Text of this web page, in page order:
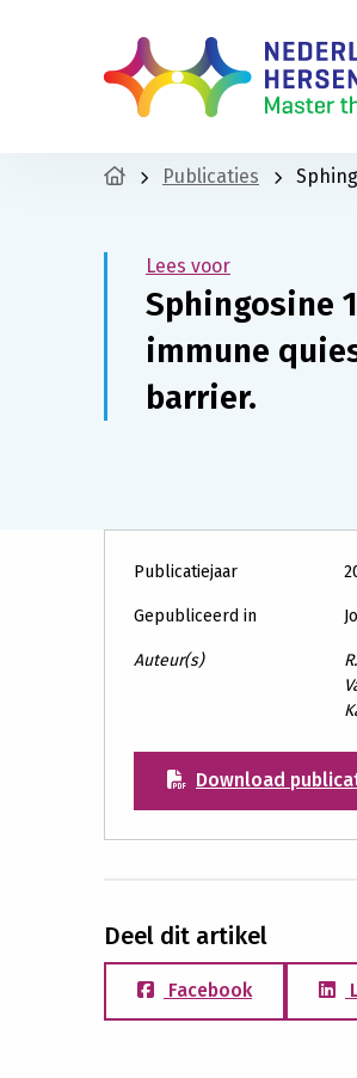
Publicaties
Lees voor
Sphingosine
immune
barrier.
Publicatiejaar
Gepubliceerd in
Auteur(s)
Download
Deel dit artikel
Facebook